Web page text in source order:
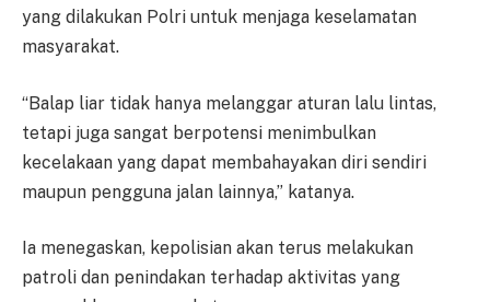
yang dilakukan Polri untuk menjaga keselamatan
masyarakat.
“Balap liar tidak hanya melanggar aturan lalu lintas,
tetapi juga sangat berpotensi menimbulkan
kecelakaan yang dapat membahayakan diri sendiri
maupun pengguna jalan lainnya,” katanya.
Ia menegaskan, kepolisian akan terus melakukan
patroli dan penindakan terhadap aktivitas yang